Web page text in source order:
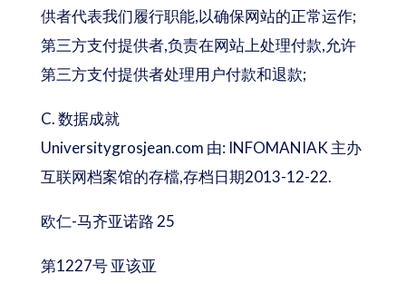
供者代表我们履行职能,以确保网站的正常运作;
第三方支付提供者,负责在网站上处理付款,允许
第三方支付提供者处理用户付款和退款;
C. 数据成就
Universitygrosjean.com 由: INFOMANIAK 主办
互联网档案馆的存檔,存档日期2013-12-22.
欧仁-马齐亚诺路 25
第1227号 亚该亚